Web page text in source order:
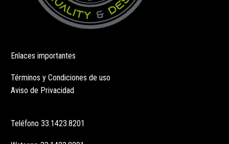
Enlaces importantes
Términos y Condiciones de uso
Aviso de Privacidad
Teléfono 33.1423.8201